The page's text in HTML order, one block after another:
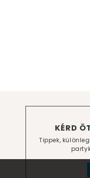
KÉRD
Tippek,